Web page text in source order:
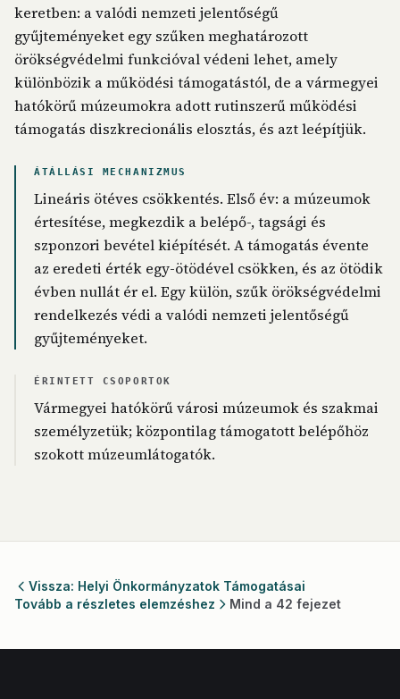
keretben: a valódi nemzeti jelentőségű
gyűjteményeket egy szűken meghatározott
örökségvédelmi funkcióval védeni lehet, amely
különbözik a működési támogatástól, de a vármegyei
hatókörű múzeumokra adott rutinszerű működési
támogatás diszkrecionális elosztás, és azt leépítjük.
ÁTÁLLÁSI MECHANIZMUS
Lineáris ötéves csökkentés. Első év: a múzeumok
értesítése, megkezdik a belépő-, tagsági és
szponzori bevétel kiépítését. A támogatás évente
az eredeti érték egy-ötödével csökken, és az ötödik
évben nullát ér el. Egy külön, szűk örökségvédelmi
rendelkezés védi a valódi nemzeti jelentőségű
gyűjteményeket.
ÉRINTETT CSOPORTOK
Vármegyei hatókörű városi múzeumok és szakmai
személyzetük; központilag támogatott belépőhöz
szokott múzeumlátogatók.
Vissza: Helyi Önkormányzatok Támogatásai
Tovább a részletes elemzéshez
Mind a 42 fejezet